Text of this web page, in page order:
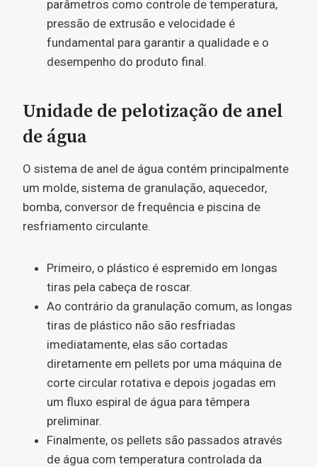
parâmetros como controle de temperatura,
pressão de extrusão e velocidade é
fundamental para garantir a qualidade e o
desempenho do produto final.
Unidade de pelotização de anel
de água
O sistema de anel de água contém principalmente
um molde, sistema de granulação, aquecedor,
bomba, conversor de frequência e piscina de
resfriamento circulante.
Primeiro, o plástico é espremido em longas
tiras pela cabeça de roscar.
Ao contrário da granulação comum, as longas
tiras de plástico não são resfriadas
imediatamente, elas são cortadas
diretamente em pellets por uma máquina de
corte circular rotativa e depois jogadas em
um fluxo espiral de água para têmpera
preliminar.
Finalmente, os pellets são passados ​​através
de água com temperatura controlada da